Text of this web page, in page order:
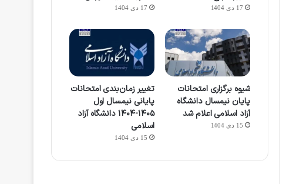
17 دی 1404 17 دی 1404
شیوه برگزاری امتحانات
پایان نیمسال دانشگاه
آزاد اسلامی اعلام شد
15 دی 1404
تغییر زمان‌بندی امتحانات
پایانی نیمسال اول
۱۴۰۵-۱۴۰۴ دانشگاه آزاد
اسلامی
15 دی 1404